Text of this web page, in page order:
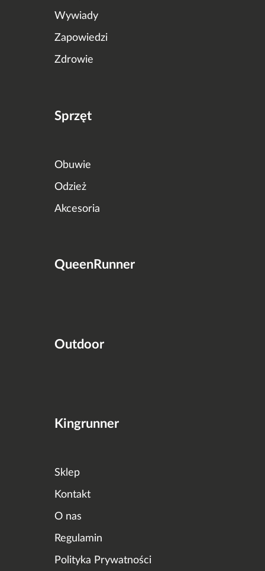
Wywiady
Zapowiedzi
Zdrowie
Sprzęt
Obuwie
Odzież
Akcesoria
QueenRunner
Outdoor
Kingrunner
Sklep
Kontakt
O nas
Regulamin
Polityka Prywatności